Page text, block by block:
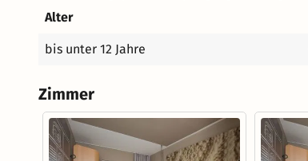
Alter
bis unter 12 Jahre
Zimmer